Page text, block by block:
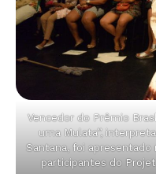
Vencedor do Prêmio
uma Mulata’’,
Santana, foi apresentado
participantes do